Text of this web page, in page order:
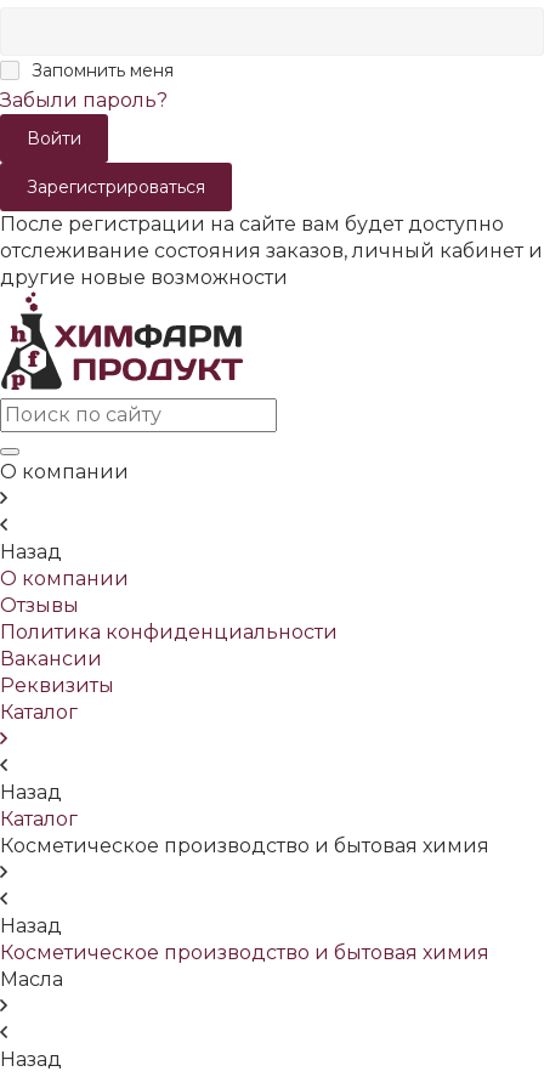
Запомнить меня
Забыли пароль?
Зарегистрироваться
После регистрации на сайте вам будет доступно
отслеживание состояния заказов, личный кабинет и
другие новые возможности
О компании
Назад
О компании
Отзывы
Политика конфиденциальности
Вакансии
Реквизиты
Каталог
Назад
Каталог
Косметическое производство и бытовая химия
Назад
Косметическое производство и бытовая химия
Масла
Назад